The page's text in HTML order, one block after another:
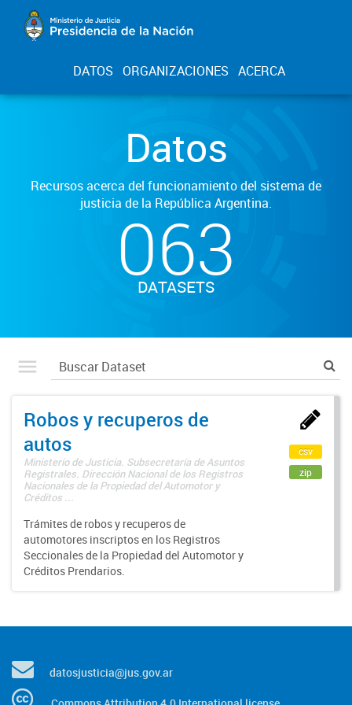
DATOS ORGANIZACIONES ACERCA
Datos
Recursos acerca del funcionamiento del sistema de
justicia de la República Argentina.
063
DATASETS
Robos y recuperos de
autos
Ministerio de Justicia. Subsecretaría de Asuntos
Registrales. Dirección Nacional de los Registros
Nacionales de la Propiedad del Automotor y
Créditos ...
Trámites de robos y recuperos de
automotores inscriptos en los Registros
Seccionales de la Propiedad del Automotor y
Créditos Prendarios.
csv
zip
datosjusticia@jus.gov.ar